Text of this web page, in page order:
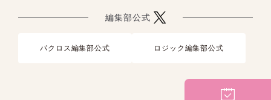
なおご回答させていただくまでに、お時間を
ご了承ください。
編集部公式
パクロス編集部公式 ロジック編集部公式